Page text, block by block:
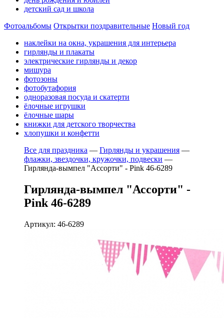
детский сад и школа
Фотоальбомы Открытки поздравительные Новый год
наклейки на окна, украшения для интерьера
гирлянды и плакаты
электрические гирлянды и декор
мишура
фотозоны
фотобутафория
одноразовая посуда и скатерти
ёлочные игрушки
ёлочные шары
книжки для детского творчества
хлопушки и конфетти
Все для праздника — Гирлянды и украшения —
флажки, звездочки, кружочки, подвески —
Гирлянда-вымпел "Ассорти" - Pink 46-6289
Гирлянда-вымпел "Ассорти" -
Pink 46-6289
Артикул: 46-6289